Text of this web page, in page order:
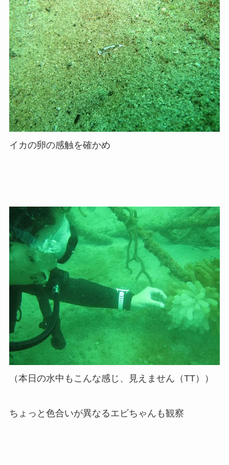
イカの卵の感触を確かめ
（本日の水中もこんな感じ、見えません（TT））
ちょっと色合いが異なるエビちゃんも観察